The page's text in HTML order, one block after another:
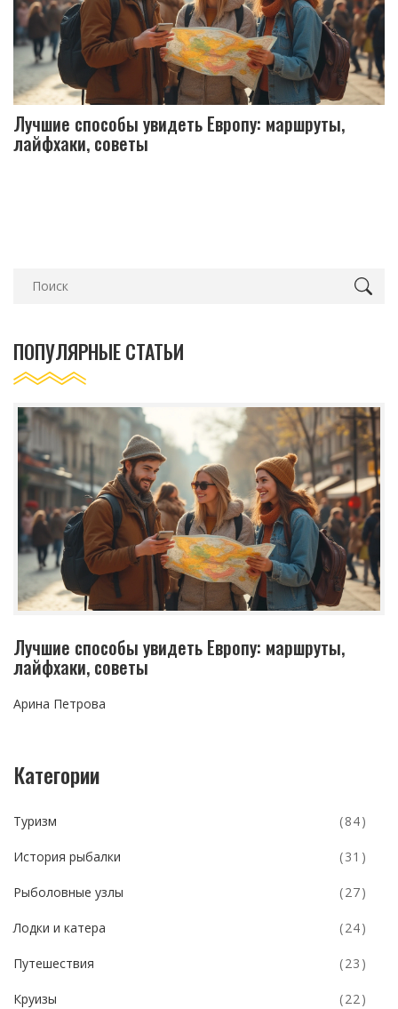
Лучшие способы увидеть Европу: маршруты,
лайфхаки, советы
ПОПУЛЯРНЫЕ СТАТЬИ
Лучшие способы увидеть Европу: маршруты,
лайфхаки, советы
Арина Петрова
Категории
Туризм (84)
История рыбалки (31)
Рыболовные узлы (27)
Лодки и катера (24)
Путешествия (23)
Круизы (22)